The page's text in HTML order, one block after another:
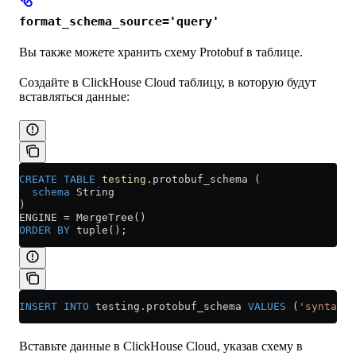
format_schema_source='query'
Вы также можете хранить схему Protobuf в таблице.
Создайте в ClickHouse Cloud таблицу, в которую будут
вставляться данные:
CREATE TABLE testing .protobuf_schema (
  schema
String
)
ENGINE = MergeTree()
ORDER BY tuple();
INSERT INTO testing . protobuf_schema VALUES ( 'syntax
Вставьте данные в ClickHouse Cloud, указав схему в